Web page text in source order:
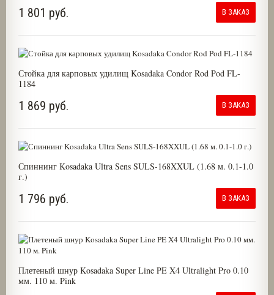
1 801 руб. В ЗАКАЗ
Стойка для карповых удилищ Kosadaka Condor Rod Pod FL-
1184
1 869 руб. В ЗАКАЗ
Спиннинг Kosadaka Ultra Sens SULS-168XXUL (1.68 м. 0.1-1.0
г.)
1 796 руб. В ЗАКАЗ
Плетеный шнур Kosadaka Super Line PE X4 Ultralight Pro 0.10
мм. 110 м. Pink